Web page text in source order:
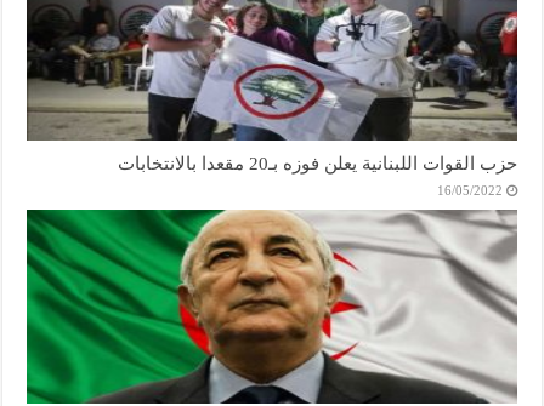
حزب القوات اللبنانية يعلن فوزه بـ20 مقعدا بالانتخابات
16/05/2022